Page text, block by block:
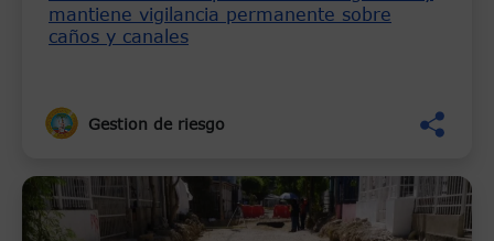
mantiene vigilancia permanente sobre
caños y canales
Gestion de riesgo